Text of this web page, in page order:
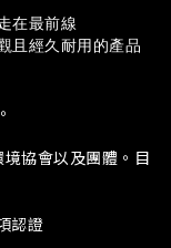
在最前線
且經久耐用的產品
協會以及團體。目
認證